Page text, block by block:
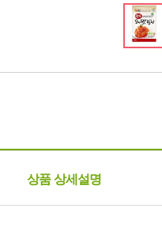
상품 상세설명